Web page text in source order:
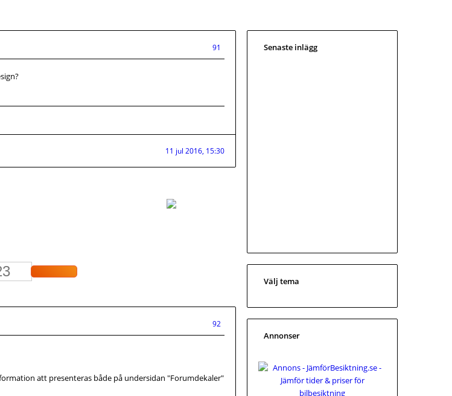
91
11 jul 2016, 15:30
92
att presenteras både på undersidan "Forumdekaler"
Senaste inlägg
Välj tema
Annonser